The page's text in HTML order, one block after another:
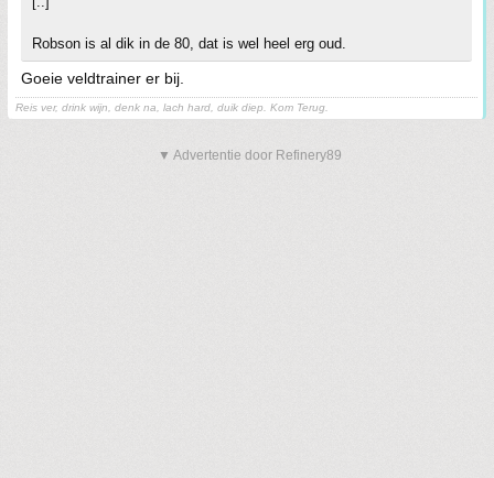
Robson is al dik in de 80, dat is wel heel erg oud.
Goeie veldtrainer er bij.
Reis ver, drink wijn, denk na, lach hard, duik diep. Kom Terug.
▼ Advertentie door Refinery89